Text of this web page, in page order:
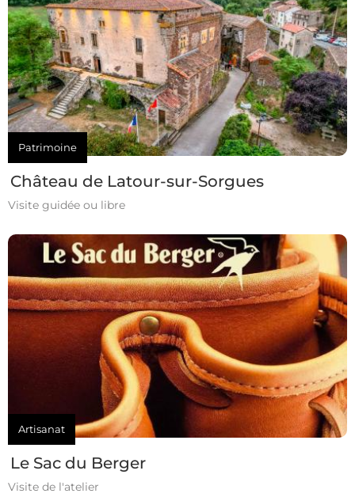
Patrimoine
Château de Latour-sur-Sorgues
Visite guidée ou libre
Artisanat
Le Sac du Berger
Visite de l'atelier